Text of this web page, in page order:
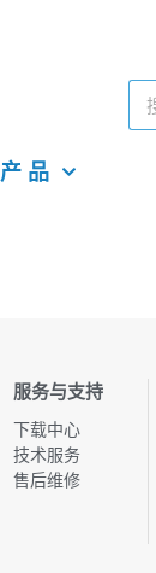
产 品
服务与支持
下载中心
技术服务
售后维修